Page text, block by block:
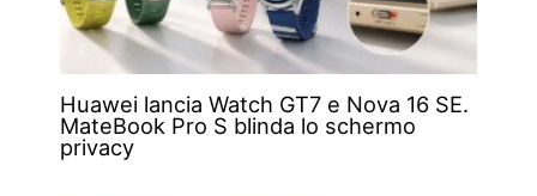
Huawei lancia Watch GT7 e Nova 16 SE.
MateBook Pro S blinda lo schermo
privacy